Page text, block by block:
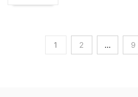
1 2 … 9